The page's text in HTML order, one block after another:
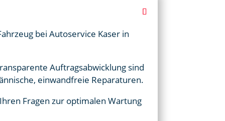
bei Autoservice Kaser in
Auftragsabwicklung sind
einwandfreie Reparaturen.
Fragen zur optimalen Wartung